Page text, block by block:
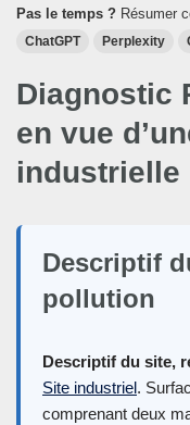
Pas le temps ? Résumer
ChatGPT Perplexity
Diagnostic
en vue
industrielle
Descriptif
pollution
Descriptif du site,
Site industriel.
comprenant deux